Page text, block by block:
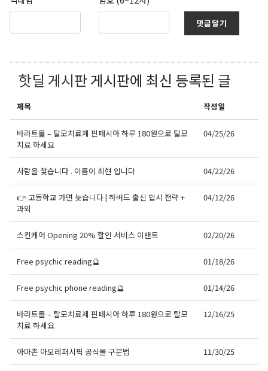
댓글달기
핫딜 게시판게시판에 최신 등록된 글
제목 작성일
바라트몰 – 탈모치료제 핀페시아 하루 180원으로 탈모
치료 하세요
04/25/26
사람을 찿습니다 . 이름이 최현 입니다 04/22/26
👉 고등학교 가면 늦습니다 | 하버드 출신 입시 전략 +
과외
04/12/26
스킨케어 Opening 20% 할인 서비스 이밴트 02/20/26
Free psychic reading🔮 01/18/26
Free psychic phone reading🔮 01/14/26
바라트몰 – 탈모치료제 핀페시아 하루 180원으로 탈모
치료 하세요
12/16/25
아마존 아모레퍼시픽 공식몰 구분법 11/30/25